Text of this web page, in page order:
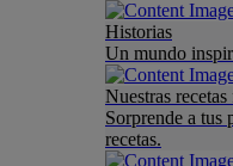
Historias
Un mundo
Nuestras
Sorprende a tus
recetas.